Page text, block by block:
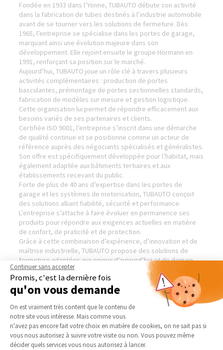
Fondée en 1933 dans l’Yonne, TUBAUTO débute son activité
dans la fabrication de tubes destinés à l’industrie automobile
avant de se tourner vers les solutions de fermeture. Dès
1965, l’entreprise se spécialise dans les portes de garage,
marquant ainsi une évolution majeure dans son
développement. Elle rejoint ensuite le groupe Hörmann en
1991, renforçant sa position sur le marché.
Aujourd’hui, TUBAUTO joue un rôle clé à travers plusieurs
activités complémentaires : production de portes
basculantes, prémontage de portes sectionnelles standards,
fabrication de modèles sur mesure et gestion logistique.
Cette organisation lui permet de répondre efficacement aux
besoins variés de ses partenaires et clients.
Certifiée ISO 9001, l’entreprise s’inscrit dans une démarche
de qualité continue et se positionne comme un acteur de
référence auprès des négociants spécialisés et généralistes.
Son offre est spécifiquement développée pour l’habitat, mais
également adaptée aux bâtiments tertiaires et aux
établissements recevant du public.
Forte de plus de 40 ans d’expertise dans les portes de
garage et les systèmes de motorisation, TUBAUTO conçoit
des solutions alliant fiabilité, sécurité et performance.
L’entreprise s’attache à faire évoluer en permanence ses
produits pour répondre aux exigences actuelles en matière
de confort, de praticité et de protection.
Grâce à cette combinaison d’expérience, d’innovation et de
maîtrise industrielle, TUBAUTO propose des solutions de
fermeture adaptées aux enjeux d’aujourd’hui et de demain.
Visiter le site de notre partenaire :
Tubauto — Menuiserie
AGENCE DE PROVINS
Qui sommes-nous
Actualités
NOS DOMAINES
D’INTERVENTION
EXTENSION
Continuer sans accepter
Promis, c'est la dernière fois
qu'on vous demande
Plateforme de Gestion du
On est vraiment très content que le contenu de
notre site vous intéresse. Mais comme vous
n'avez pas encore fait votre choix en matière de cookies, on ne sait pas si
vous nous autorisez à suivre votre visite ou non. Vous pouvez même
décider quels services vous nous autorisez à lancer.
Axeptio consent